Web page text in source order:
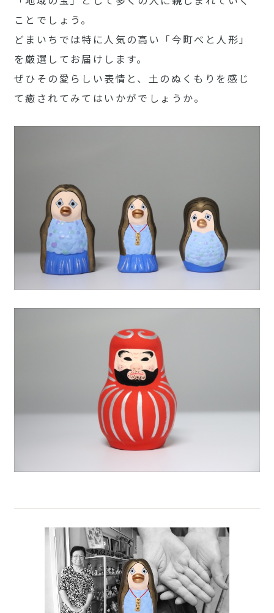
ことでしょう。
どまいちでは特に人気の高い「今町べと人形」
を厳選してお届けします。
ぜひその愛らしい表情と、土のぬくもりを感じ
て癒されてみてはいかがでしょうか。